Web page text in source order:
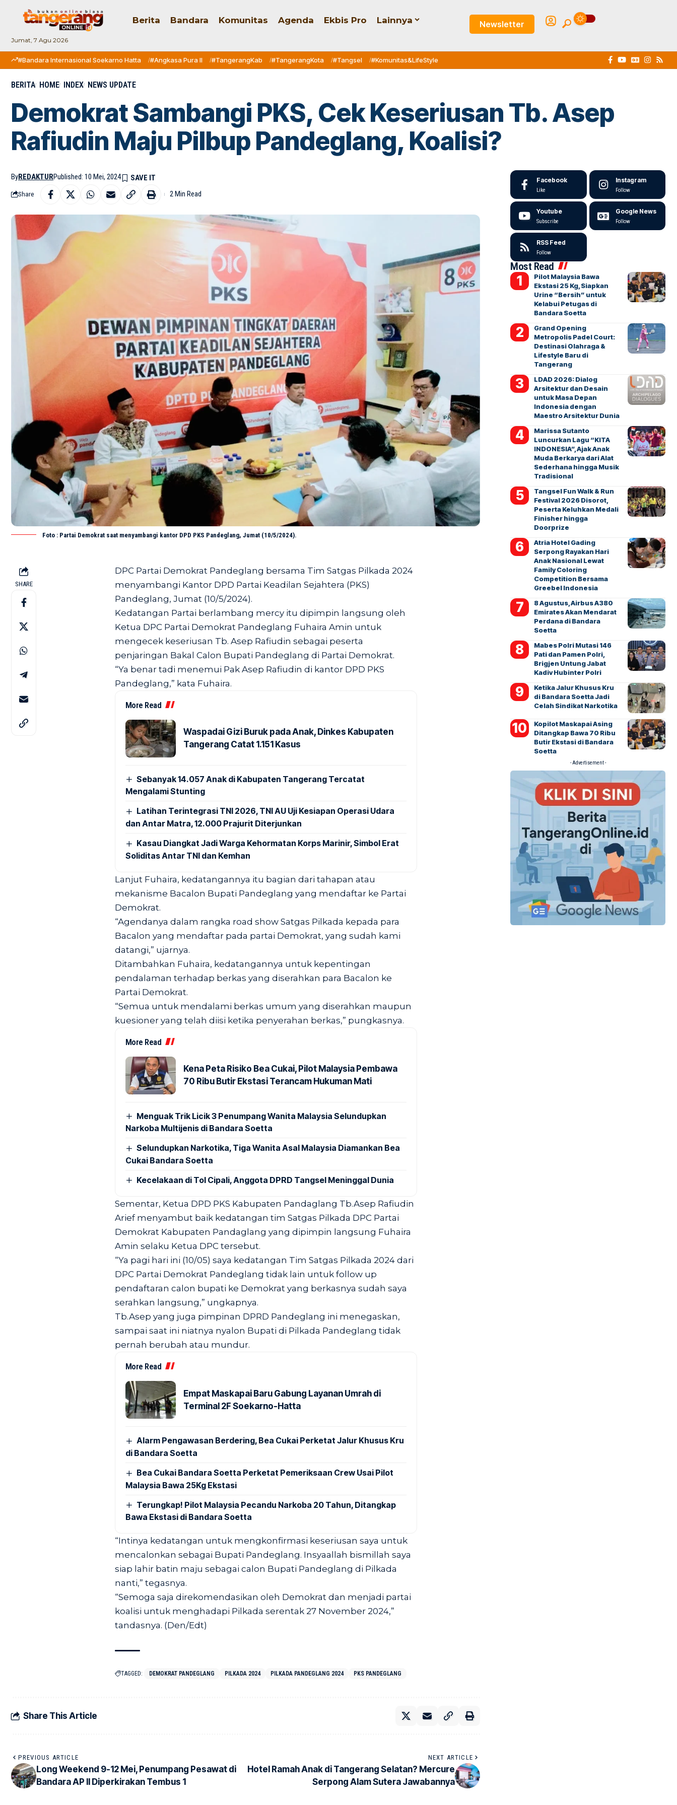
Jumat, 7 Agu 2026
Berita Bandara Komunitas Agenda Ekbis Pro Lainnya Newsletter
#Bandara Internasional Soekarno Hatta #Angkasa Pura II #TangerangKab #TangerangKota #Tangsel #Komunitas&LifeStyle
BERITA HOME INDEX NEWS UPDATE
Demokrat Sambangi PKS, Cek Keseriusan Tb. Asep
Rafiudin Maju Pilbup Pandeglang, Koalisi?
ByREDAKTURPublished: 10 Mei, 2024
Share 2 Min Read
Foto : Partai Demokrat saat menyambangi kantor DPD PKS Pandeglang, Jumat (10/5/2024).
SHARE
DPC Partai Demokrat Pandeglang bersama Tim Satgas Pilkada 2024
menyambangi Kantor DPD Partai Keadilan Sejahtera (PKS)
Pandeglang, Jumat (10/5/2024).
Kedatangan Partai berlambang mercy itu dipimpin langsung oleh
Ketua DPC Partai Demokrat Pandeglang Fuhaira Amin untuk
mengecek keseriusan Tb. Asep Rafiudin sebagai peserta
penjaringan Bakal Calon Bupati Pandeglang di Partai Demokrat.
“Ya benar tadi menemui Pak Asep Rafiudin di kantor DPD PKS
Pandeglang,” kata Fuhaira.
More Read
Waspadai Gizi Buruk pada Anak, Dinkes Kabupaten
Tangerang Catat 1.151 Kasus
Sebanyak 14.057 Anak di Kabupaten Tangerang Tercatat
Mengalami Stunting
Latihan Terintegrasi TNI 2026, TNI AU Uji Kesiapan Operasi Udara
dan Antar Matra, 12.000 Prajurit Diterjunkan
Kasau Diangkat Jadi Warga Kehormatan Korps Marinir, Simbol Erat
Soliditas Antar TNI dan Kemhan
Lanjut Fuhaira, kedatangannya itu bagian dari tahapan atau
mekanisme Bacalon Bupati Pandeglang yang mendaftar ke Partai
Demokrat.
“Agendanya dalam rangka road show Satgas Pilkada kepada para
Bacalon yang mendaftar pada partai Demokrat, yang sudah kami
datangi,” ujarnya.
Ditambahkan Fuhaira, kedatangannya untuk kepentingan
pendalaman terhadap berkas yang diserahkan para Bacalon ke
Partai Demokrat.
“Semua untuk mendalami berkas umum yang diserahkan maupun
kuesioner yang telah diisi ketika penyerahan berkas,” pungkasnya.
More Read
Kena Peta Risiko Bea Cukai, Pilot Malaysia Pembawa
70 Ribu Butir Ekstasi Terancam Hukuman Mati
Menguak Trik Licik 3 Penumpang Wanita Malaysia Selundupkan
Narkoba Multijenis di Bandara Soetta
Selundupkan Narkotika, Tiga Wanita Asal Malaysia Diamankan Bea
Cukai Bandara Soetta
Kecelakaan di Tol Cipali, Anggota DPRD Tangsel Meninggal Dunia
Sementar, Ketua DPD PKS Kabupaten Pandaglang Tb.Asep Rafiudin
Arief menyambut baik kedatangan tim Satgas Pilkada DPC Partai
Demokrat Kabupaten Pandaglang yang dipimpin langsung Fuhaira
Amin selaku Ketua DPC tersebut.
“Ya pagi hari ini (10/05) saya kedatangan Tim Satgas Pilkada 2024 dari
DPC Partai Demokrat Pandeglang tidak lain untuk follow up
pendaftaran calon bupati ke Demokrat yang berkasnya sudah saya
serahkan langsung,” ungkapnya.
Tb.Asep yang juga pimpinan DPRD Pandeglang ini menegaskan,
sampai saat ini niatnya nyalon Bupati di Pilkada Pandeglang tidak
pernah berubah atau mundur.
More Read
Empat Maskapai Baru Gabung Layanan Umrah di
Terminal 2F Soekarno-Hatta
Alarm Pengawasan Berdering, Bea Cukai Perketat Jalur Khusus Kru
di Bandara Soetta
Bea Cukai Bandara Soetta Perketat Pemeriksaan Crew Usai Pilot
Malaysia Bawa 25Kg Ekstasi
Terungkap! Pilot Malaysia Pecandu Narkoba 20 Tahun, Ditangkap
Bawa Ekstasi di Bandara Soetta
“Intinya kedatangan untuk mengkonfirmasi keseriusan saya untuk
mencalonkan sebagai Bupati Pandeglang. Insyaallah bismillah saya
siap lahir batin maju sebagai calon Bupati Pandeglang di Pilkada
nanti,” tegasnya.
“Semoga saja direkomendasikan oleh Demokrat dan menjadi partai
koalisi untuk menghadapi Pilkada serentak 27 November 2024,”
tandasnya. (Den/Edt)
TAGGED: DEMOKRAT PANDEGLANG PILKADA 2024 PILKADA PANDEGLANG 2024 PKS PANDEGLANG
Share This Article
PREVIOUS ARTICLE
Long Weekend 9-12 Mei, Penumpang Pesawat di
Bandara AP II Diperkirakan Tembus 1
NEXT ARTICLE
Hotel Ramah Anak di Tangerang Selatan? Mercure
Serpong Alam Sutera Jawabannya
Facebook
Like
Instagram
Follow
Youtube
Subscribe
Google News
Follow
RSS Feed
Follow
Most Read
Pilot Malaysia Bawa
Ekstasi 25 Kg, Siapkan
Urine “Bersih” untuk
Kelabui Petugas di
Bandara Soetta
Grand Opening
Metropolis Padel Court:
Destinasi Olahraga &
Lifestyle Baru di
Tangerang
LDAD 2026: Dialog
Arsitektur dan Desain
untuk Masa Depan
Indonesia dengan
Maestro Arsitektur Dunia
Marissa Sutanto
Luncurkan Lagu “KITA
INDONESIA”, Ajak Anak
Muda Berkarya dari Alat
Sederhana hingga Musik
Tradisional
Tangsel Fun Walk & Run
Festival 2026 Disorot,
Peserta Keluhkan Medali
Finisher hingga
Doorprize
Atria Hotel Gading
Serpong Rayakan Hari
Anak Nasional Lewat
Family Coloring
Competition Bersama
Greebel Indonesia
8 Agustus, Airbus A380
Emirates Akan Mendarat
Perdana di Bandara
Soetta
Mabes Polri Mutasi 146
Pati dan Pamen Polri,
Brigjen Untung Jabat
Kadiv Hubinter Polri
Ketika Jalur Khusus Kru
di Bandara Soetta Jadi
Celah Sindikat Narkotika
Kopilot Maskapai Asing
Ditangkap Bawa 70 Ribu
Butir Ekstasi di Bandara
Soetta
- Advertisement -